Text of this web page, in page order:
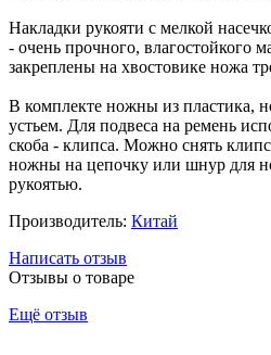
Накладки рукояти с мелкой
- очень прочного, влагостойкого
закреплены на хвостовике ножа
В комплекте ножны из пластика,
устьем. Для подвеса на ремень
скоба - клипса. Можно снять
ножны на цепочку или шнур для
рукоятью.
Производитель: Китай
Написать отзыв
Отзывы о товаре
Ещё отзыв